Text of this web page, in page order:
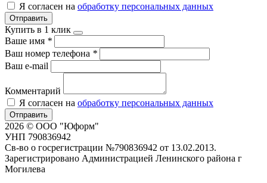
Я согласен на обработку персональных данных
Отправить
Купить в 1 клик
Ваше имя *
Ваш номер телефона *
Ваш e-mail
Комментарий
Я согласен на обработку персональных данных
Отправить
2026 © ООО "Юформ"
УНП 790836942
Св-во о госрегистрации №790836942 от 13.02.2013.
Зарегистрировано Администрацией Ленинского района г
Могилева